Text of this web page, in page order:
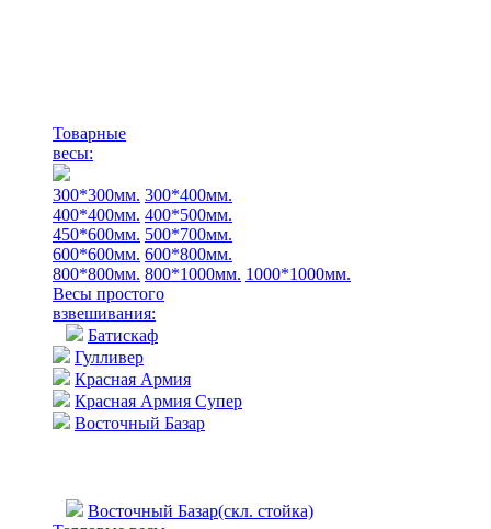
Товарные
весы:
300*300мм. 300*400мм.
400*400мм. 400*500мм.
450*600мм. 500*700мм.
600*600мм. 600*800мм.
800*800мм. 800*1000мм. 1000*1000мм.
Весы простого
взвешивания:
Батискаф
Гулливер
Красная Армия
Красная Армия Супер
Восточный Базар
Восточный Базар(скл. стойка)